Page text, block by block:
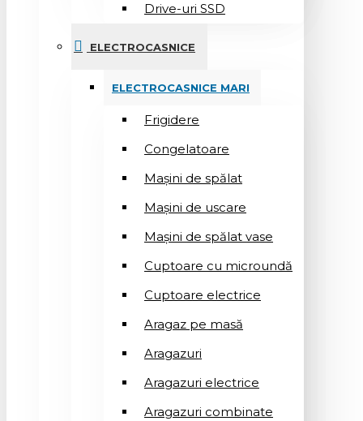
Drive-uri SSD
ELECTROCASNICE
ELECTROCASNICE MARI
Frigidere
Congelatoare
Mașini de spălat
Mașini de uscare
Mașini de spălat vase
Cuptoare cu microundă
Cuptoare electrice
Aragaz pe masă
Aragazuri
Aragazuri electrice
Aragazuri combinate